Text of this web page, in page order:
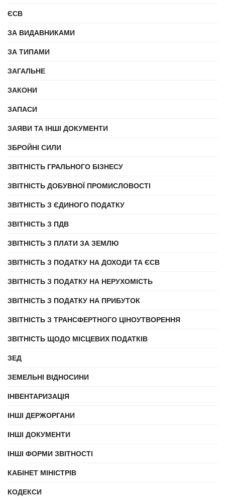
ЄСВ
ЗА ВИДАВНИКАМИ
ЗА ТИПАМИ
ЗАГАЛЬНЕ
ЗАКОНИ
ЗАПАСИ
ЗАЯВИ ТА ІНШІ ДОКУМЕНТИ
ЗБРОЙНІ СИЛИ
ЗВІТНІСТЬ ГРАЛЬНОГО БІЗНЕСУ
ЗВІТНІСТЬ ДОБУВНОЇ ПРОМИСЛОВОСТІ
ЗВІТНІСТЬ З ЄДИНОГО ПОДАТКУ
ЗВІТНІСТЬ З ПДВ
ЗВІТНІСТЬ З ПЛАТИ ЗА ЗЕМЛЮ
ЗВІТНІСТЬ З ПОДАТКУ НА ДОХОДИ ТА ЄСВ
ЗВІТНІСТЬ З ПОДАТКУ НА НЕРУХОМІСТЬ
ЗВІТНІСТЬ З ПОДАТКУ НА ПРИБУТОК
ЗВІТНІСТЬ З ТРАНСФЕРТНОГО ЦІНОУТВОРЕННЯ
ЗВІТНІСТЬ ЩОДО МІСЦЕВИХ ПОДАТКІВ
ЗЕД
ЗЕМЕЛЬНІ ВІДНОСИНИ
ІНВЕНТАРИЗАЦІЯ
ІНШІ ДЕРЖОРГАНИ
ІНШІ ДОКУМЕНТИ
ІНШІ ФОРМИ ЗВІТНОСТІ
КАБІНЕТ МІНІСТРІВ
КОДЕКСИ